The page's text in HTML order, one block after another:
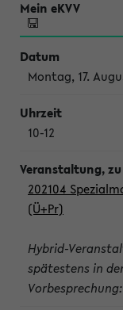
Montag, 17.
10-12
202104
(Ü+Pr)
Hybrid-
spätestens in
Vorbesprechung: